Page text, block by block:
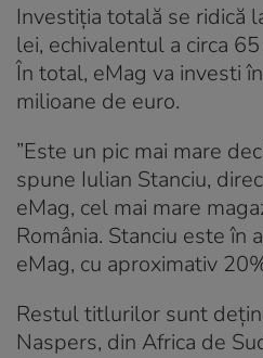
Investiția totală se ridică
lei, echivalentul a circa
În total, eMag va investi
milioane de euro.
”Este un pic mai mare
spune Iulian Stanciu,
eMag, cel mai mare
România. Stanciu este în
eMag, cu aproximativ
Restul titlurilor sunt
Naspers, din Africa de